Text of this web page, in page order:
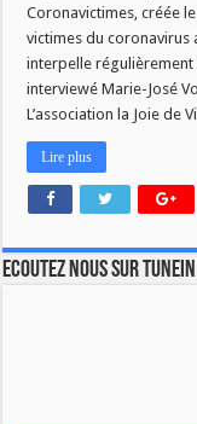
Coronavictimes, créée
victimes du coronavirus
interpelle régulièrement
interviewé Marie-José
L’association la Joie de
Lire plus
Ecoutez nous sur TuneIn